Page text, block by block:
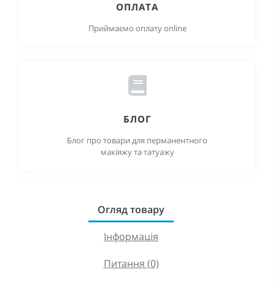
ОПЛАТА
Приймаємо оплату online
БЛОГ
Блог про товари для перманентного
макіяжу та татуажу
Огляд товару
Інформація
Питання (0)